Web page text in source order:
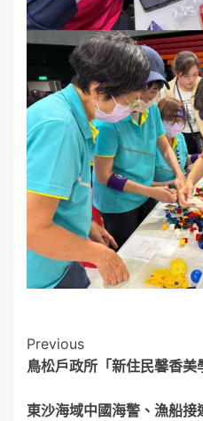
Post
Navigation
Previous
鳥松戶政所「新住民馨香
東沙海域中國海警、漁船